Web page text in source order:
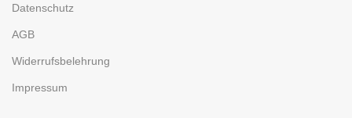
Datenschutz
AGB
Widerrufsbelehrung
Impressum